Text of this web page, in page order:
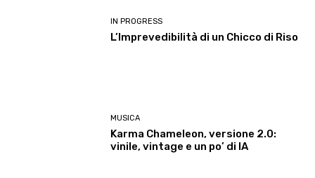
IN PROGRESS
L’Imprevedibilità di un Chicco di Riso
MUSICA
Karma Chameleon, versione 2.0:
vinile, vintage e un po’ di IA